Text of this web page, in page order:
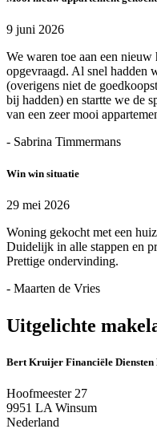
9 juni 2026
We waren toe aan een
opgevraagd. Al snel hadden
(overigens niet de
bij hadden) en startte we de
van een zeer mooi
- Sabrina Timmermans
Win win situatie
29 mei 2026
Woning gekocht met een
Duidelijk in alle stappen en
Prettige ondervinding.
- Maarten de Vries
Uitgelichte
Bert Kruijer Financiële Diensten
Hoofmeester 27
9951 LA Winsum
Nederland